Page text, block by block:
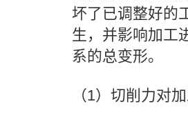
坏了已调整好的
生，并影响加工
系的总变形。
（1）切削力对